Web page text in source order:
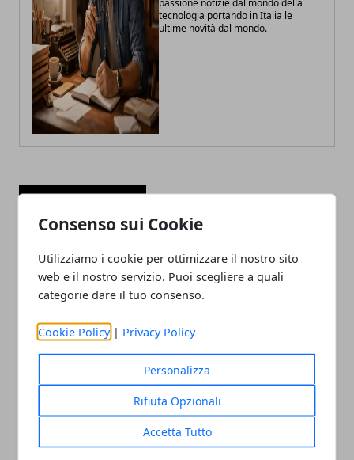
Consenso sui Cookie
Utilizziamo i cookie per ottimizzare il nostro sito
web e il nostro servizio. Puoi scegliere a quali
categorie dare il tuo consenso.
Cookie Policy | Privacy Policy
Personalizza
Rifiuta Opzionali
Accetta Tutto
passione notizie dal mondo della
tecnologia portando in Italia le
ultime novità dal mondo.
ARTICOLI CORRELATI
Tecnologia e innovazione sociale: un
rapporto in crescita
18/07/2025